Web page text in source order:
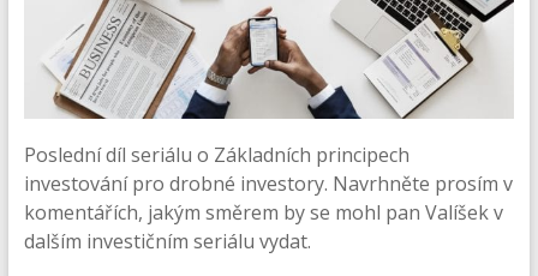
Poslední díl seriálu o Základních principech
investování pro drobné investory. Navrhněte prosím v
komentářích, jakým směrem by se mohl pan Valíšek v
dalším investičním seriálu vydat.